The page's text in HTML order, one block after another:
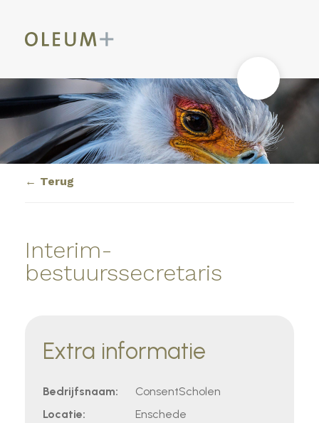
Terug
Interim-
bestuurssecretaris
Extra informatie
Bedrijfsnaam:
ConsentScholen
Locatie:
Enschede